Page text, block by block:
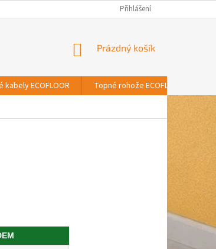
Přihlášení
NÁKUPNÍ
Prázdný košík
kabely ECOFLOOR Topné rohože ECOFLOOR